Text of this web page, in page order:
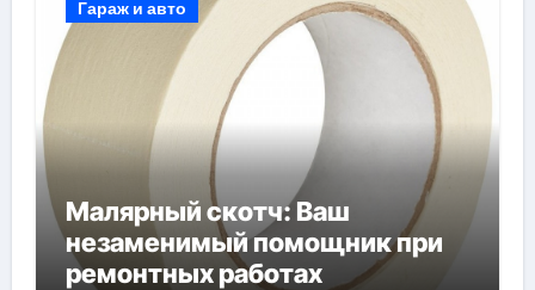
Гараж и авто
Малярный скотч: Ваш
незаменимый помощник при
ремонтных работах